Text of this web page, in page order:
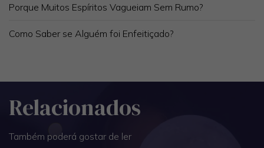
Porque Muitos Espíritos Vagueiam Sem Rumo?
Como Saber se Alguém foi Enfeitiçado?
Relacionados
Também poderá gostar de ler